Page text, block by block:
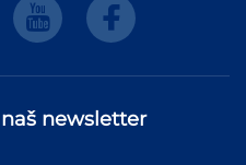
newsletter